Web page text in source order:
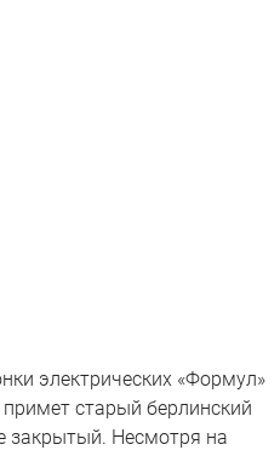
электрических «Формул»
старый берлинский
закрытый. Несмотря на